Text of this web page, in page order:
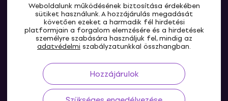
Weboldalunk működésének biztosítása érdekében
sütiket használunk. A hozzájárulás megadását
követően ezeket a harmadik fél hirdetési
platformjain a forgalom elemzésére és a hirdetések
személyre szabására használjuk fel, mindig az
adatvédelmi szabályzatunkkal összhangban.
Hozzájárulok
HU